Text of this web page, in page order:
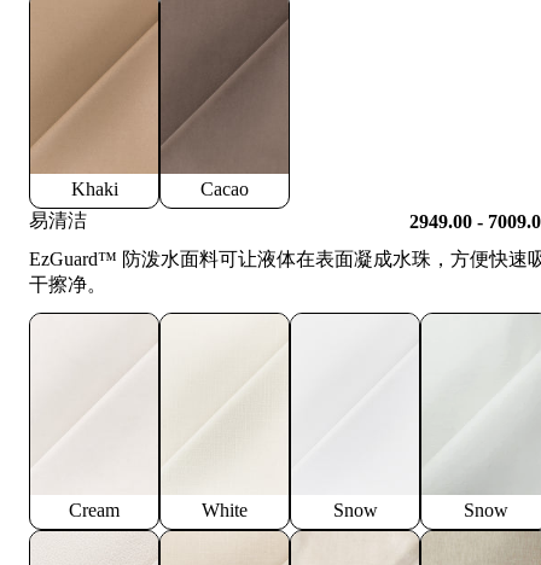
Khaki
Cacao
易清洁
2949.00 -
EzGuard™️ 防泼水面料可让液体在表面凝成水珠，方便快速
干擦净。
Cream White Snow Snow